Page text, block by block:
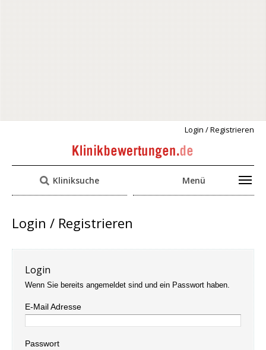
Login / Registrieren
Kliniksuche Menü
Login / Registrieren
Login
Wenn Sie bereits angemeldet sind und ein Passwort haben.
E-Mail Adresse
Passwort